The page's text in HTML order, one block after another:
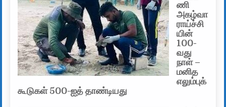
ணி
அகழ்வா
ராய்ச்சி
யின்
100-
வது
நாள் –
மனித
எலும்புக்
கூடுகள் 500-ஐத் தாண்டியது